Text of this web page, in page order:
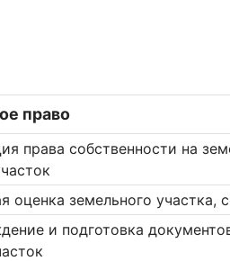
право
права собственности на
оценка земельного участка,
и подготовка